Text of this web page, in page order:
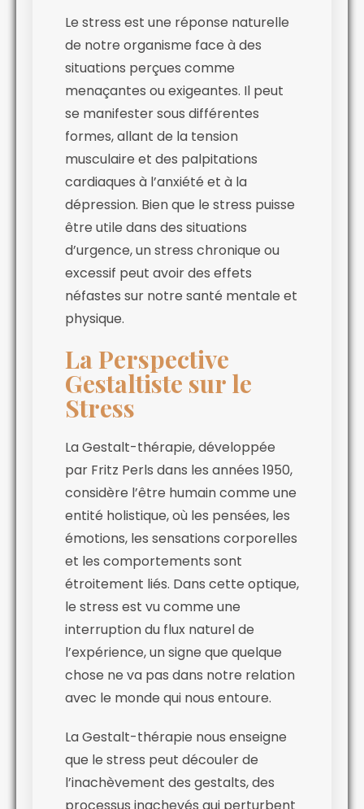
Le stress est une réponse naturelle
de notre organisme face à des
situations perçues comme
menaçantes ou exigeantes. Il peut
se manifester sous différentes
formes, allant de la tension
musculaire et des palpitations
cardiaques à l’anxiété et à la
dépression. Bien que le stress puisse
être utile dans des situations
d’urgence, un stress chronique ou
excessif peut avoir des effets
néfastes sur notre santé mentale et
physique.
La Perspective
Gestaltiste sur le
Stress
La Gestalt-thérapie, développée
par Fritz Perls dans les années 1950,
considère l’être humain comme une
entité holistique, où les pensées, les
émotions, les sensations corporelles
et les comportements sont
étroitement liés. Dans cette optique,
le stress est vu comme une
interruption du flux naturel de
l’expérience, un signe que quelque
chose ne va pas dans notre relation
avec le monde qui nous entoure.
La Gestalt-thérapie nous enseigne
que le stress peut découler de
l’inachèvement des gestalts, des